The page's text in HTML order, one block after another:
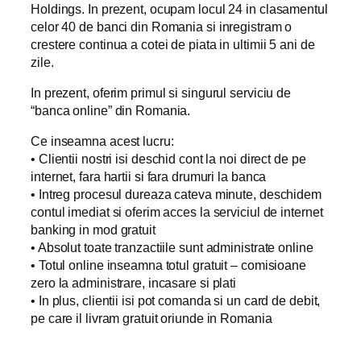
Holdings. In prezent, ocupam locul 24 in clasamentul
celor 40 de banci din Romania si inregistram o
crestere continua a cotei de piata in ultimii 5 ani de
zile.
In prezent, oferim primul si singurul serviciu de
“banca online” din Romania.
Ce inseamna acest lucru:
• Clientii nostri isi deschid cont la noi direct de pe
internet, fara hartii si fara drumuri la banca
• Intreg procesul dureaza cateva minute, deschidem
contul imediat si oferim acces la serviciul de internet
banking in mod gratuit
• Absolut toate tranzactiile sunt administrate online
• Totul online inseamna totul gratuit – comisioane
zero la administrare, incasare si plati
• In plus, clientii isi pot comanda si un card de debit,
pe care il livram gratuit oriunde in Romania